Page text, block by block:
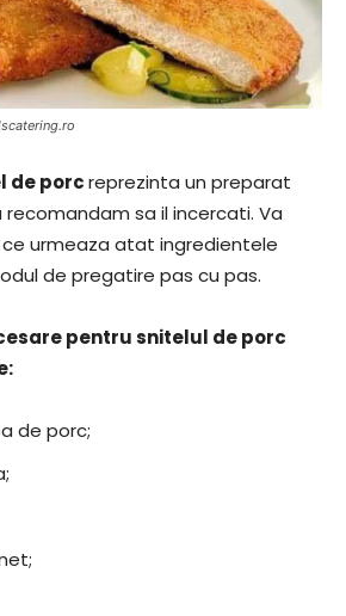
de porcreprezinta un preparat
sa il incercati. Va
urmeaza atat ingredientele
de pregatire pas cu pas.
pentru snitelul de porc
de porc;